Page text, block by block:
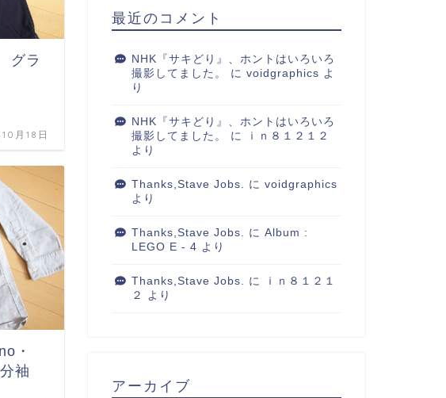
グラ
月18日
・
袖
最近のコメント
NHK『サキどり』、ホントはいろいろ
撮影してました。
に voidgraphics よ
り
NHK『サキどり』、ホントはいろいろ
撮影してました。
に
ｉｎ８１２１２
より
Thanks,Stave Jobs. に voidgraphics
より
Thanks,Stave Jobs. に Album :
LEGO E - 4 より
Thanks,Stave Jobs. に
ｉｎ８１２１
２
より
アーカイブ